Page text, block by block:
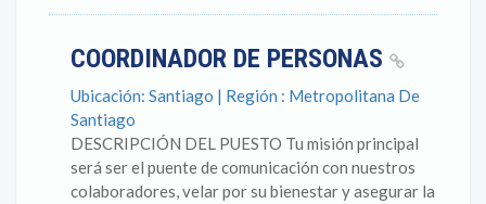
COORDINADOR DE PERSONAS
Ubicación: Santiago | Región : Metropolitana De
Santiago
DESCRIPCIÓN DEL PUESTO Tu misión principal
será ser el puente de comunicación con nuestros
colaboradores, velar por su bienestar y asegurar la